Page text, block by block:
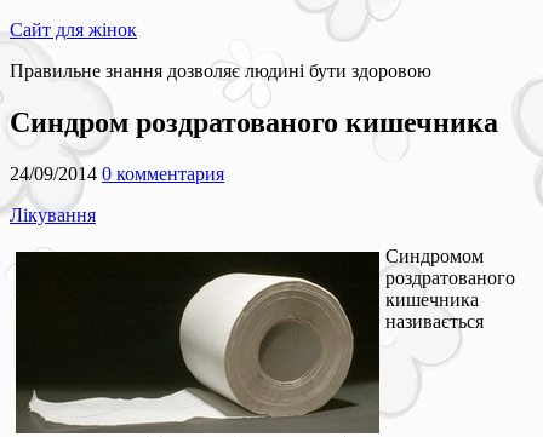
Сайт для жінок
Правильне знання дозволяє людині бути здоровою
Синдром роздратованого кишечника
24/09/2014 0 комментария
Лікування
Синдромом
роздратованого
кишечника
називається